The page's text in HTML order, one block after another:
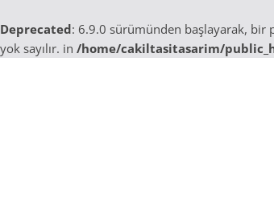
Deprecated: 6.9.0 sürümünden başlayarak, bir
yok sayılır. in /home/cakiltasitasarim/